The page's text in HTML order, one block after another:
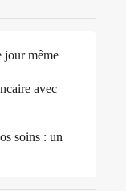
jour même
avec
soins : un